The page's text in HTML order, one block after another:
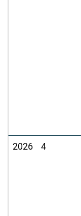
2026 4